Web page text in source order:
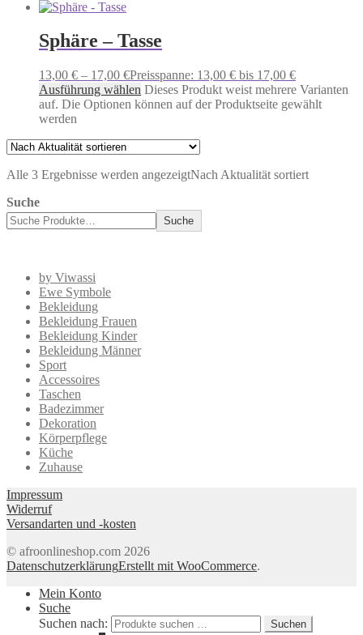
Sphäre – Tasse
13,00 € – 17,00 €Preisspanne: 13,00 € bis 17,00 €
Ausführung wählen Dieses Produkt weist mehrere Varianten
auf. Die Optionen können auf der Produktseite gewählt
werden
Alle 3 Ergebnisse werden angezeigtNach Aktualität sortiert
Suche
Suche
by Viwassi
Ewe Symbole
Bekleidung
Bekleidung Frauen
Bekleidung Kinder
Bekleidung Männer
Sport
Accessoires
Taschen
Badezimmer
Dekoration
Körperpflege
Küche
Zuhause
Impressum
Widerruf
Versandarten und -kosten
© afroonlineshop.com 2026
DatenschutzerklärungErstellt mit WooCommerce.
Mein Konto
Suche
Suchen nach:
Suchen